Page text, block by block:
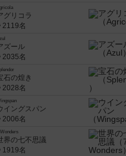
グリコラ
2119名
ズール
2035名
石の煌き
2028名
イングスパン
2006名
Wonders
界の七不思議
1919名